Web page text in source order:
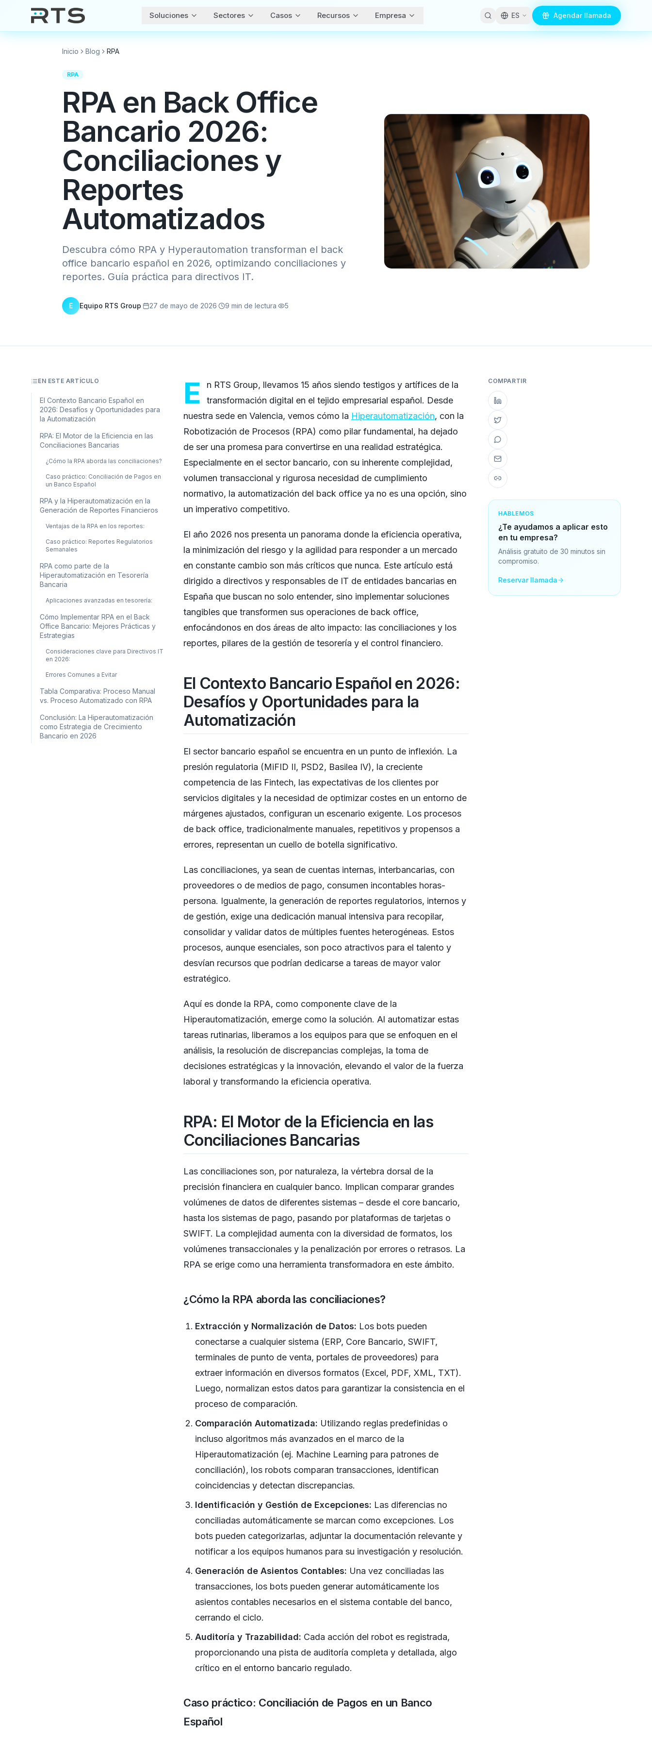
Soluciones Sectores Casos Recursos Empresa ES Agendar llamada
Inicio Blog RPA
RPA
RPA en Back Office
Bancario 2026:
Conciliaciones y
Reportes
Automatizados
Descubra cómo RPA y Hyperautomation transforman el back
office bancario español en 2026, optimizando conciliaciones y
reportes. Guía práctica para directivos IT.
E Equipo RTS Group· 27 de mayo de 2026· 9 min de lectura· 5
EN ESTE ARTÍCULO
El Contexto Bancario Español en
2026: Desafíos y Oportunidades para
la Automatización
RPA: El Motor de la Eficiencia en las
Conciliaciones Bancarias
¿Cómo la RPA aborda las conciliaciones?
Caso práctico: Conciliación de Pagos en
un Banco Español
RPA y la Hiperautomatización en la
Generación de Reportes Financieros
Ventajas de la RPA en los reportes:
Caso práctico: Reportes Regulatorios
Semanales
RPA como parte de la
Hiperautomatización en Tesorería
Bancaria
Aplicaciones avanzadas en tesorería:
Cómo Implementar RPA en el Back
Office Bancario: Mejores Prácticas y
Estrategias
Consideraciones clave para Directivos IT
en 2026:
Errores Comunes a Evitar
Tabla Comparativa: Proceso Manual
vs. Proceso Automatizado con RPA
Conclusión: La Hiperautomatización
como Estrategia de Crecimiento
Bancario en 2026
E
n RTS Group, llevamos 15 años siendo testigos y artífices de la
transformación digital en el tejido empresarial español. Desde
nuestra sede en Valencia, vemos cómo la Hiperautomatización, con la
Robotización de Procesos (RPA) como pilar fundamental, ha dejado
de ser una promesa para convertirse en una realidad estratégica.
Especialmente en el sector bancario, con su inherente complejidad,
volumen transaccional y rigurosa necesidad de cumplimiento
normativo, la automatización del back office ya no es una opción, sino
un imperativo competitivo.
El año 2026 nos presenta un panorama donde la eficiencia operativa,
la minimización del riesgo y la agilidad para responder a un mercado
en constante cambio son más críticos que nunca. Este artículo está
dirigido a directivos y responsables de IT de entidades bancarias en
España que buscan no solo entender, sino implementar soluciones
tangibles que transformen sus operaciones de back office,
enfocándonos en dos áreas de alto impacto: las conciliaciones y los
reportes, pilares de la gestión de tesorería y el control financiero.
El Contexto Bancario Español en 2026:
Desafíos y Oportunidades para la
Automatización
El sector bancario español se encuentra en un punto de inflexión. La
presión regulatoria (MiFID II, PSD2, Basilea IV), la creciente
competencia de las Fintech, las expectativas de los clientes por
servicios digitales y la necesidad de optimizar costes en un entorno de
márgenes ajustados, configuran un escenario exigente. Los procesos
de back office, tradicionalmente manuales, repetitivos y propensos a
errores, representan un cuello de botella significativo.
Las conciliaciones, ya sean de cuentas internas, interbancarias, con
proveedores o de medios de pago, consumen incontables horas-
persona. Igualmente, la generación de reportes regulatorios, internos y
de gestión, exige una dedicación manual intensiva para recopilar,
consolidar y validar datos de múltiples fuentes heterogéneas. Estos
procesos, aunque esenciales, son poco atractivos para el talento y
desvían recursos que podrían dedicarse a tareas de mayor valor
estratégico.
Aquí es donde la RPA, como componente clave de la
Hiperautomatización, emerge como la solución. Al automatizar estas
tareas rutinarias, liberamos a los equipos para que se enfoquen en el
análisis, la resolución de discrepancias complejas, la toma de
decisiones estratégicas y la innovación, elevando el valor de la fuerza
laboral y transformando la eficiencia operativa.
RPA: El Motor de la Eficiencia en las
Conciliaciones Bancarias
Las conciliaciones son, por naturaleza, la vértebra dorsal de la
precisión financiera en cualquier banco. Implican comparar grandes
volúmenes de datos de diferentes sistemas – desde el core bancario,
hasta los sistemas de pago, pasando por plataformas de tarjetas o
SWIFT. La complejidad aumenta con la diversidad de formatos, los
volúmenes transaccionales y la penalización por errores o retrasos. La
RPA se erige como una herramienta transformadora en este ámbito.
¿Cómo la RPA aborda las conciliaciones?
Extracción y Normalización de Datos: Los bots pueden
conectarse a cualquier sistema (ERP, Core Bancario, SWIFT,
terminales de punto de venta, portales de proveedores) para
extraer información en diversos formatos (Excel, PDF, XML, TXT).
Luego, normalizan estos datos para garantizar la consistencia en el
proceso de comparación.
Comparación Automatizada: Utilizando reglas predefinidas o
incluso algoritmos más avanzados en el marco de la
Hiperautomatización (ej. Machine Learning para patrones de
conciliación), los robots comparan transacciones, identifican
coincidencias y detectan discrepancias.
Identificación y Gestión de Excepciones: Las diferencias no
conciliadas automáticamente se marcan como excepciones. Los
bots pueden categorizarlas, adjuntar la documentación relevante y
notificar a los equipos humanos para su investigación y resolución.
Generación de Asientos Contables: Una vez conciliadas las
transacciones, los bots pueden generar automáticamente los
asientos contables necesarios en el sistema contable del banco,
cerrando el ciclo.
Auditoría y Trazabilidad: Cada acción del robot es registrada,
proporcionando una pista de auditoría completa y detallada, algo
crítico en el entorno bancario regulado.
Caso práctico: Conciliación de Pagos en un Banco
Español
COMPARTIR
HABLEMOS
¿Te ayudamos a aplicar esto
en tu empresa?
Análisis gratuito de 30 minutos sin
compromiso.
Reservar llamada